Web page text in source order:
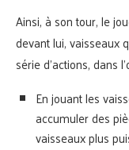
Ainsi, à son tour, le
devant lui, vaisseaux
série d’actions, dans
En jouant les
accumuler des
vaisseaux plus